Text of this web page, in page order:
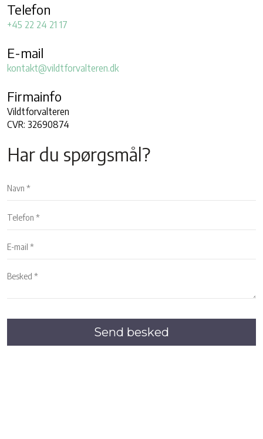
Telefon
+45 22 24 21 17
E-mail
kontakt@vildtforvalteren.dk
Firmainfo
Vildtforvalteren
CVR: 32690874
Har du spørgsmål?